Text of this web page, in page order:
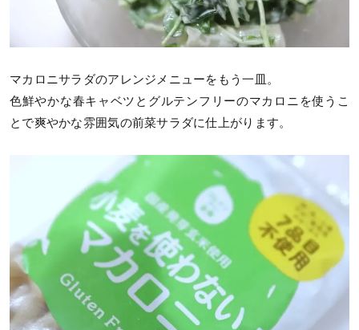
マカロニサラダのアレンジメニューをもう一皿。
色鮮やかな春キャベツとグルテンフリーのマカロニを使うこ
とで爽やかな雰囲気の前菜サラダに仕上がります。